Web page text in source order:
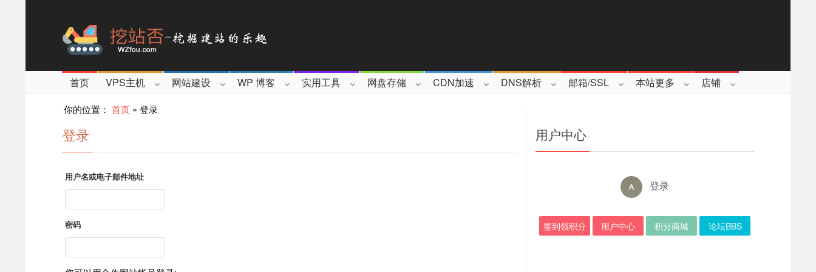
首页 VPS主机 网站建设 WP 博客 实用工具 网盘存储 CDN加速 DNS解析 邮箱/SSL 本站更多 店铺
你的位置： 首页 » 登录
登录
用户名或电子邮件地址
密码
用户中心
登录
签到领积分 用户中心 积分商城 论坛BBS